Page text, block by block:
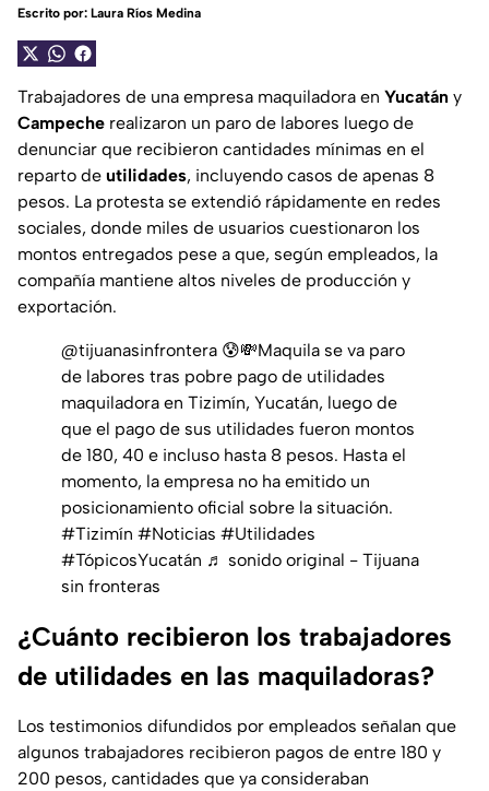
Escrito por: Laura Ríos Medina
Trabajadores de una empresa maquiladora en Yucatán y
Campeche realizaron un paro de labores luego de
denunciar que recibieron cantidades mínimas en el
reparto de utilidades, incluyendo casos de apenas 8
pesos. La protesta se extendió rápidamente en redes
sociales, donde miles de usuarios cuestionaron los
montos entregados pese a que, según empleados, la
compañía mantiene altos niveles de producción y
exportación.
@tijuanasinfrontera 😰💸Maquila se va paro
de labores tras pobre pago de utilidades
maquiladora en Tizimín, Yucatán, luego de
que el pago de sus utilidades fueron montos
de 180, 40 e incluso hasta 8 pesos. Hasta el
momento, la empresa no ha emitido un
posicionamiento oficial sobre la situación.
#Tizimín #Noticias #Utilidades
#TópicosYucatán ♬ sonido original - Tijuana
sin fronteras
¿Cuánto recibieron los trabajadores
de utilidades en las maquiladoras?
Los testimonios difundidos por empleados señalan que
algunos trabajadores recibieron pagos de entre 180 y
200 pesos, cantidades que ya consideraban